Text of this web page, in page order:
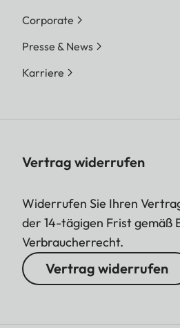
Corporate
Presse & News
Karriere
Vertrag widerrufen
Widerrufen Sie Ihren
der 14-tägigen Frist gemäß
Verbraucherrecht.
Vertrag widerrufen